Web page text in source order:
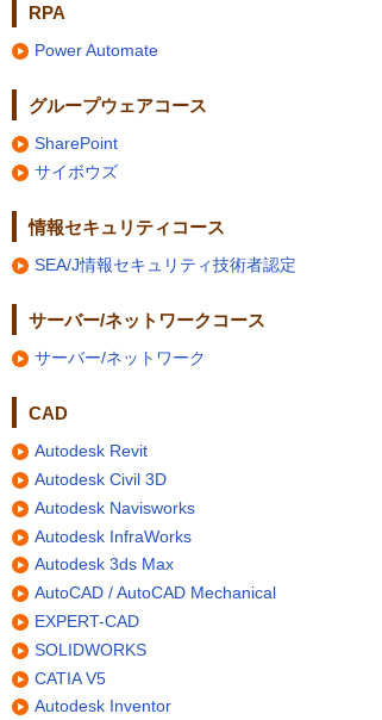
RPA
Power Automate
グループウェアコース
SharePoint
サイボウズ
情報セキュリティコース
SEA/J情報セキュリティ技術者認定
サーバー/ネットワークコース
サーバー/ネットワーク
CAD
Autodesk Revit
Autodesk Civil 3D
Autodesk Navisworks
Autodesk InfraWorks
Autodesk 3ds Max
AutoCAD / AutoCAD Mechanical
EXPERT-CAD
SOLIDWORKS
CATIA V5
Autodesk Inventor